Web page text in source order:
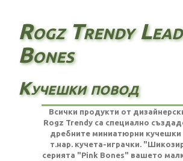
Rogz Trendy
Bones
Кучешки повод
Всички продукти от
Rogz Trendy са специално
дребните миниатюрни
т.нар. кучета-играчки.
серията "Pink Bones" вашето